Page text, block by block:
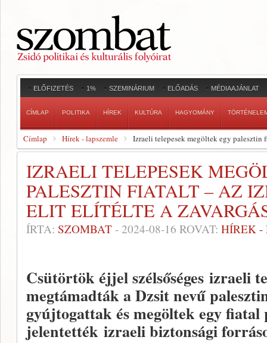
ELŐFIZETÉS 1% SZEMINÁRIUM ELŐADÁS MÉDIAAJÁNLAT
CÍMLAP POLITIKA HÍREK KULTÚRA HAGYOMÁNY
Címlap Hírek - lapszemle Izraeli telepesek megöltek egy
IZRAELI TELEPESEK
PALESZTIN FIATALT – AZ
ELIT ELÍTÉLTE A
ÍRTA: SZOMBAT - 2024-08-16 ROVAT: HÍREK -
Csütörtök éjjel szélsőséges izraeli
megtámadták a Dzsit nevű
gyújtogattak és megöltek egy
jelentették izraeli biztonsági